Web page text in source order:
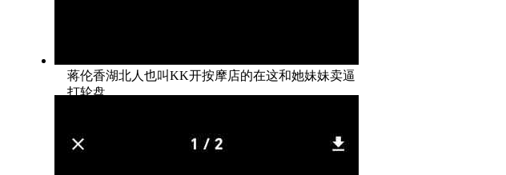
蒋伦香湖北人也叫KK开按摩店的在这和她妹妹卖逼
打轮盘